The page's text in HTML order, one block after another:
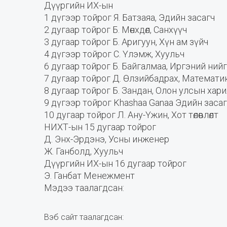
Дүүргийн ИХ-ын
1 дүгээр тойрог Я. Батзаяа, Эдийн засагч
2 дугаар тойрог Б. Мөнхдөл, Санхүүч
3 дугаар тойрог Б. Аригуун, Хүн ам зүйч
4 дүгээр тойрог С. Үлэмж, Хуульч
6 дугаар тойрог Б. Байгалмаа, Иргэний
7 дугаар тойрог Д. Өлзийбадрах,
8 дугаар тойрог Б. Зандан, Олон улсын
9 дүгээр тойрог Khashaa Ganaa Эдийн
10 дугаар тойрог Л. Ану-Үжин, Хот төлөвлөлт
НИХТ-ын 15 дугаар тойрог
Д. Энх-Эрдэнэ, Усны инженер
Ж. Ганболд, Хуульч
Дүүргийн ИХ-ын 16 дугаар тойрог
Э. Ганбат Менежмент
Мэдээ таалагдсан:
Вэб сайт таалагдсан: